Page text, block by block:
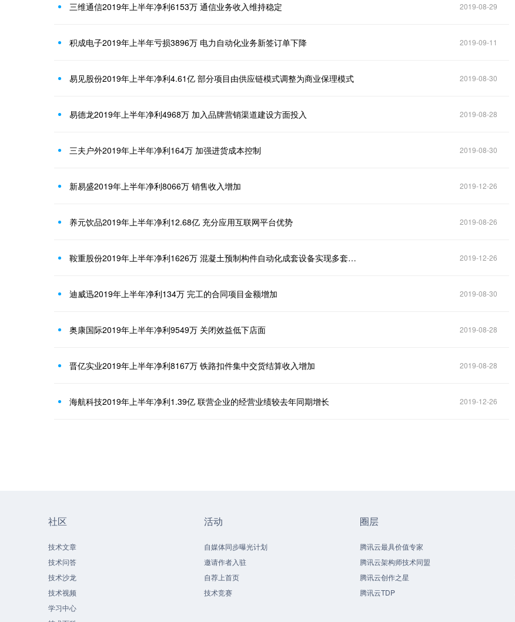
三维通信2019年上半年净利6153万 通信业务收入维持稳定 2019-08-29
积成电子2019年上半年亏损3896万 电力自动化业务新签订单下降 2019-09-11
易见股份2019年上半年净利4.61亿 部分项目由供应链模式调整为商业保理模式 2019-08-30
易德龙2019年上半年净利4968万 加入品牌营销渠道建设方面投入 2019-08-28
三夫户外2019年上半年净利164万 加强进货成本控制 2019-08-30
新易盛2019年上半年净利8066万 销售收入增加 2019-12-26
养元饮品2019年上半年净利12.68亿 充分应用互联网平台优势 2019-08-26
鞍重股份2019年上半年净利1626万 混凝土预制构件自动化成套设备实现多套销售 2019-12-26
迪威迅2019年上半年净利134万 完工的合同项目金额增加 2019-08-30
奥康国际2019年上半年净利9549万 关闭效益低下店面 2019-08-28
晋亿实业2019年上半年净利8167万 铁路扣件集中交货结算收入增加 2019-08-28
海航科技2019年上半年净利1.39亿 联营企业的经营业绩较去年同期增长 2019-12-26
社区
技术文章
技术问答
技术沙龙
技术视频
学习中心
活动
自媒体同步曝光计划
邀请作者入驻
自荐上首页
技术竞赛
圈层
腾讯云最具价值专家
腾讯云架构师技术同盟
腾讯云创作之星
腾讯云TDP